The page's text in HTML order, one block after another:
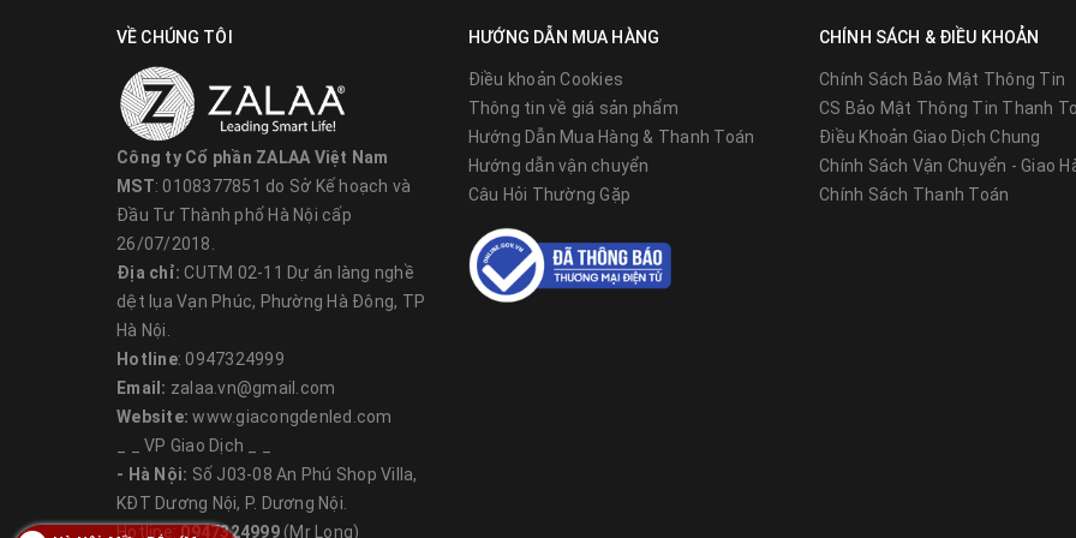
Hệ thống quang học tinh vi.
- Xin được chia sẻ thêm: thiết bị sử dụng chip LED và bộ nguồn (driver) chính hãng Philips. Với uy tín và sức mạnh công
tập đoàn này, chúng ta hoàn toàn có thể tin tưởng vào chất lượng linh kiện. Tất cả đều có chứng nhận nguồn gốc xuất xứ
Ngoài ra, các bộ phận được lắp ráp theo quy trình công nghệ chuẩn.
VỀ CHÚNG TÔI
Công ty Cổ phần ZALAA Việt Nam
MST: 0108377851 do Sở Kế hoạch và
Đầu Tư Thành phố Hà Nội cấp
26/07/2018.
Địa chỉ: CUTM 02-11 Dự án làng nghề
dệt lụa Vạn Phúc, Phường Hà Đông, TP
Hà Nội.
Hotline: 0947324999
Email: zalaa.vn@gmail.com
Website:www.giacongdenled.com
_ _ VP Giao Dịch _ _
- Hà Nội: Số J03-08 An Phú Shop Villa,
KĐT Dương Nội, P. Dương Nội.
Hotline: 0947324999(Mr Long)
HƯỚNG DẪN MUA HÀNG
Điều khoản Cookies
Thông tin về giá sản phẩm
Hướng Dẫn Mua Hàng & Thanh Toán
Hướng dẫn vận chuyển
Câu Hỏi Thường Gặp
CHÍNH SÁCH & ĐIỀU KHOẢN
Chính Sách Bảo Mật Thông Tin
CS Bảo Mật Thông Tin Thanh
Điều Khoản Giao Dịch Chung
Chính Sách Vận Chuyển - Giao
Chính Sách Thanh Toán